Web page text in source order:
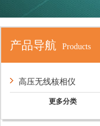
产品导航 Products
高压无线核相仪
更多分类